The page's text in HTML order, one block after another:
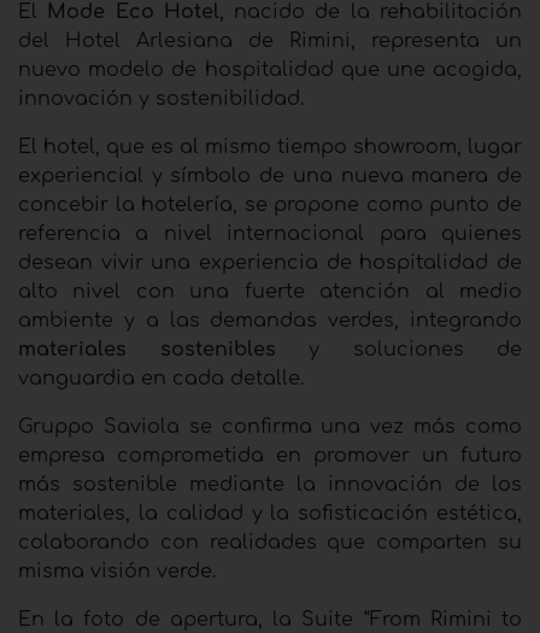
El Mode Eco Hotel, nacido de la rehabilitación
del Hotel Arlesiana de Rimini, representa un
nuevo modelo de hospitalidad que une acogida,
innovación y sostenibilidad.
El hotel, que es al mismo tiempo showroom, lugar
experiencial y símbolo de una nueva manera de
concebir la hotelería, se propone como punto de
referencia a nivel internacional para quienes
desean vivir una experiencia de hospitalidad de
alto nivel con una fuerte atención al medio
ambiente y a las demandas verdes, integrando
materiales sostenibles y soluciones de
vanguardia en cada detalle.
Gruppo Saviola se confirma una vez más como
empresa comprometida en promover un futuro
más sostenible mediante la innovación de los
materiales, la calidad y la sofisticación estética,
colaborando con realidades que comparten su
misma visión verde.
En la foto de apertura, la Suite “From Rimini to